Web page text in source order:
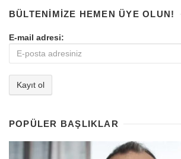
BÜLTENIMIZE HEMEN ÜYE OLUN!
E-mail adresi:
POPÜLER BAŞLIKLAR